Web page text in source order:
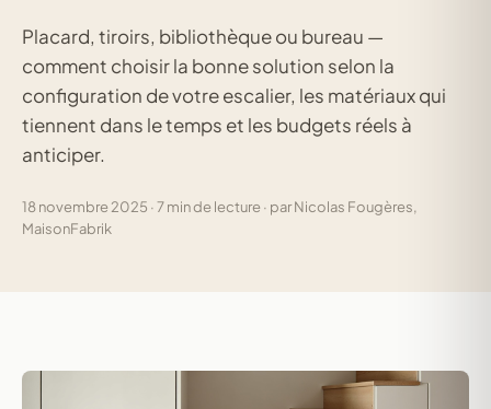
Placard, tiroirs, bibliothèque ou bureau —
comment choisir la bonne solution selon la
configuration de votre escalier, les matériaux qui
tiennent dans le temps et les budgets réels à
anticiper.
18 novembre 2025 · 7 min de lecture · par Nicolas Fougères,
MaisonFabrik